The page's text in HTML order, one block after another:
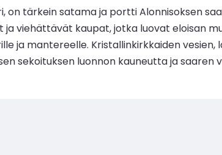
tärkein satama ja portti Alonnisoksen
viehättävät kaupat, jotka luovat eloisan
ja mantereelle. Kristallinkirkkaiden
sekoituksen luonnon kauneutta ja saaren